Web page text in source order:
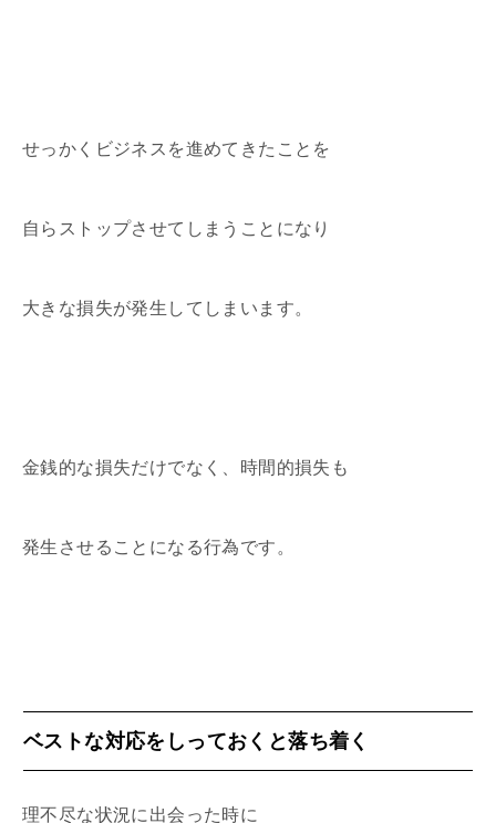
せっかくビジネスを進めてきたことを
自らストップさせてしまうことになり
大きな損失が発生してしまいます。
金銭的な損失だけでなく、時間的損失も
発生させることになる行為です。
ベストな対応をしっておくと落ち着く
理不尽な状況に出会った時に